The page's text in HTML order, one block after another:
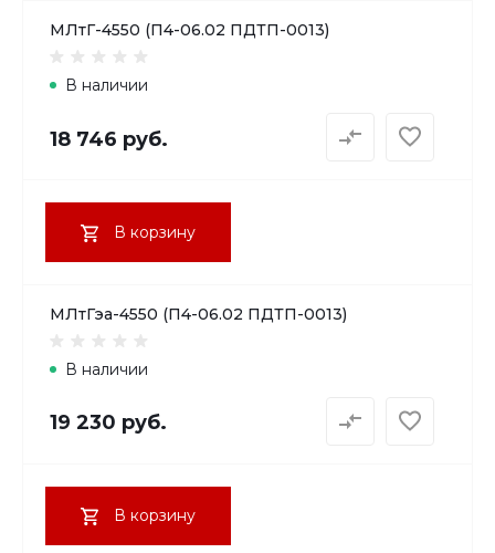
МЛтГ-4550 (П4-06.02 ПДТП-0013)
В наличии
18 746 руб.
В корзину
МЛтГэа-4550 (П4-06.02 ПДТП-0013)
В наличии
19 230 руб.
В корзину